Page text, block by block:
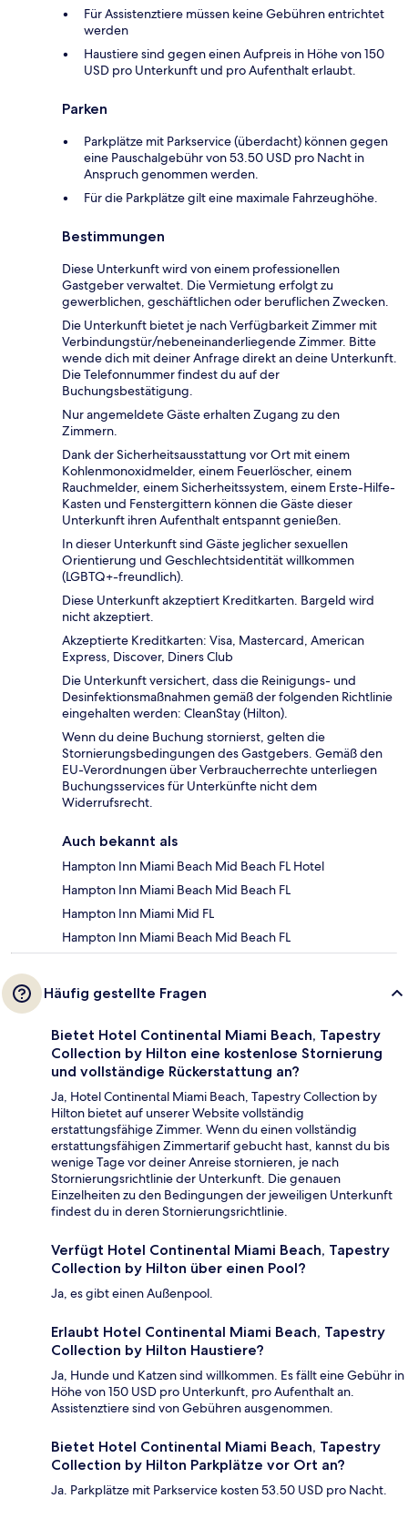
Für Assistenztiere müssen keine Gebühren entrichtet
werden
Haustiere sind gegen einen Aufpreis in Höhe von 150
USD pro Unterkunft und pro Aufenthalt erlaubt.
Parken
Parkplätze mit Parkservice (überdacht) können gegen
eine Pauschalgebühr von 53.50 USD pro Nacht in
Anspruch genommen werden.
Für die Parkplätze gilt eine maximale Fahrzeughöhe.
Bestimmungen
Diese Unterkunft wird von einem professionellen
Gastgeber verwaltet. Die Vermietung erfolgt zu
gewerblichen, geschäftlichen oder beruflichen Zwecken.
Die Unterkunft bietet je nach Verfügbarkeit Zimmer mit
Verbindungstür/nebeneinanderliegende Zimmer. Bitte
wende dich mit deiner Anfrage direkt an deine Unterkunft.
Die Telefonnummer findest du auf der
Buchungsbestätigung.
Nur angemeldete Gäste erhalten Zugang zu den
Zimmern.
Dank der Sicherheitsausstattung vor Ort mit einem
Kohlenmonoxidmelder, einem Feuerlöscher, einem
Rauchmelder, einem Sicherheitssystem, einem Erste-Hilfe-
Kasten und Fenstergittern können die Gäste dieser
Unterkunft ihren Aufenthalt entspannt genießen.
In dieser Unterkunft sind Gäste jeglicher sexuellen
Orientierung und Geschlechtsidentität willkommen
(LGBTQ+-freundlich).
Diese Unterkunft akzeptiert Kreditkarten. Bargeld wird
nicht akzeptiert.
Akzeptierte Kreditkarten: Visa, Mastercard, American
Express, Discover, Diners Club
Die Unterkunft versichert, dass die Reinigungs- und
Desinfektionsmaßnahmen gemäß der folgenden Richtlinie
eingehalten werden: CleanStay (Hilton).
Wenn du deine Buchung stornierst, gelten die
Stornierungsbedingungen des Gastgebers. Gemäß den
EU-Verordnungen über Verbraucherrechte unterliegen
Buchungsservices für Unterkünfte nicht dem
Widerrufsrecht.
Auch bekannt als
Hampton Inn Miami Beach Mid Beach FL Hotel
Hampton Inn Miami Beach Mid Beach FL
Hampton Inn Miami Mid FL
Hampton Inn Miami Beach Mid Beach FL
Häufig gestellte Fragen
Bietet Hotel Continental Miami Beach, Tapestry
Collection by Hilton eine kostenlose Stornierung
und vollständige Rückerstattung an?
Ja, Hotel Continental Miami Beach, Tapestry Collection by
Hilton bietet auf unserer Website vollständig
erstattungsfähige Zimmer. Wenn du einen vollständig
erstattungsfähigen Zimmertarif gebucht hast, kannst du bis
wenige Tage vor deiner Anreise stornieren, je nach
Stornierungsrichtlinie der Unterkunft. Die genauen
Einzelheiten zu den Bedingungen der jeweiligen Unterkunft
findest du in deren Stornierungsrichtlinie.
Verfügt Hotel Continental Miami Beach, Tapestry
Collection by Hilton über einen Pool?
Ja, es gibt einen Außenpool.
Erlaubt Hotel Continental Miami Beach, Tapestry
Collection by Hilton Haustiere?
Ja, Hunde und Katzen sind willkommen. Es fällt eine Gebühr in
Höhe von 150 USD pro Unterkunft, pro Aufenthalt an.
Assistenztiere sind von Gebühren ausgenommen.
Bietet Hotel Continental Miami Beach, Tapestry
Collection by Hilton Parkplätze vor Ort an?
Ja. Parkplätze mit Parkservice kosten 53.50 USD pro Nacht.